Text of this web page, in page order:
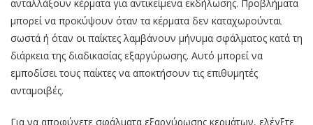
ανταλλάξουν κέρματα για αντικείμενα εκδήλωσης. Προβλήματα
μπορεί να προκύψουν όταν τα κέρματα δεν καταχωρούνται
σωστά ή όταν οι παίκτες λαμβάνουν μήνυμα σφάλματος κατά τη
διάρκεια της διαδικασίας εξαργύρωσης. Αυτό μπορεί να
εμποδίσει τους παίκτες να αποκτήσουν τις επιθυμητές
ανταμοιβές.
Για να αποφύγετε σφάλματα εξαργύρωσης κερμάτων, ελέγξτε